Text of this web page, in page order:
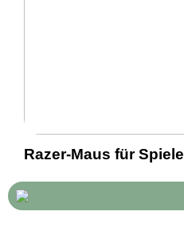
Razer-Maus für Spiele